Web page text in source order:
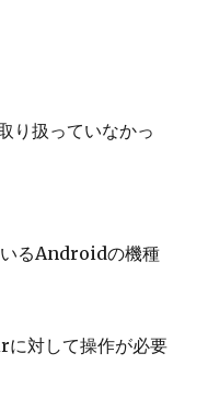
り扱っていなかっ
いるAndroidの機種
対して操作が必要